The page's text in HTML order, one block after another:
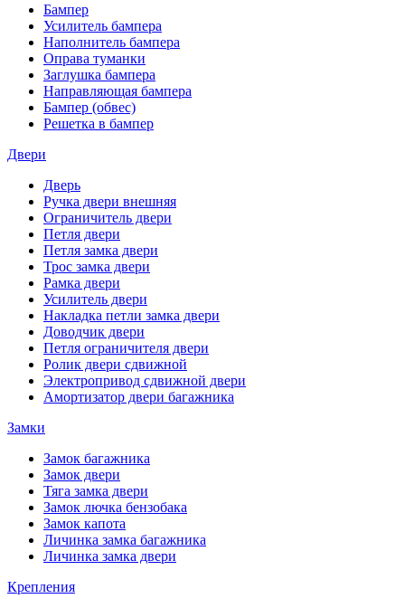
Бампер
Усилитель бампера
Наполнитель бампера
Оправа туманки
Заглушка бампера
Направляющая бампера
Бампер (обвес)
Решетка в бампер
Двери
Дверь
Ручка двери внешняя
Ограничитель двери
Петля двери
Петля замка двери
Трос замка двери
Рамка двери
Усилитель двери
Накладка петли замка двери
Доводчик двери
Петля ограничителя двери
Ролик двери сдвижной
Электропривод сдвижной двери
Амортизатор двери багажника
Замки
Замок багажника
Замок двери
Тяга замка двери
Замок лючка бензобака
Замок капота
Личинка замка багажника
Личинка замка двери
Крепления